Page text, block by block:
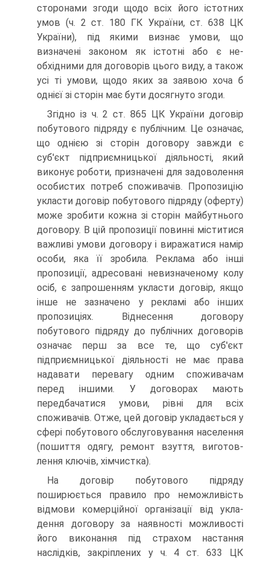
сторонами згоди щодо всіх його істотних
умов (ч. 2 ст. 180 ГК України, ст. 638 ЦК
України), під яки­ми визнає умови, що
визначені законом як істотні або є не­
обхідними для договорів цього виду, а також
усі ті умови, щодо яких за заявою хоча б
однієї зі сторін має бути досяг­нуто згоди.
Згідно із ч. 2 ст. 865 ЦК України договір
побутового під­ряду є публічним. Це означає,
що однією зі сторін договору завжди є
суб'єкт підприємницької діяльності, який
виконує роботи, призначені для задоволення
особистих потреб спо­живачів. Пропозицію
укласти договір побутового підряду (оферту)
може зробити кожна зі сторін майбутнього
договору. В цій пропозиції повинні міститися
важливі умови договору і виражатися намір
особи, яка її зробила. Реклама або інші
пропозиції, адресовані невизначеному колу
осіб, є запро­шенням укласти договір, якщо
інше не зазначено у рекламі або інших
пропозиціях. Віднесення договору
побутового підряду до публічних договорів
означає перш за все те, що суб'єкт
підприємницької діяльності не має права
надавати перевагу одним споживачам
перед іншими. У договорах мають
передбачатися умови, рівні для всіх
споживачів. От­же, цей договір укладається у
сфері побутового обслугову­вання населення
(пошиття одягу, ремонт взуття, виготов­
лення ключів, хімчистка).
На договір побутового підряду
поширюється правило про неможливість
відмови комерційної організації від укла­
дення договору за наявності можливості
його виконання під страхом настання
наслідків, закріплених у ч. 4 ст. 633 ЦК